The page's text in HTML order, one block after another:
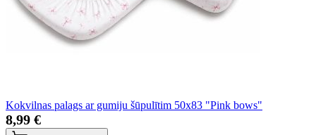
Kokvilnas palags ar gumiju šūpulītim 50x83 "Pink bows"
8,99 €